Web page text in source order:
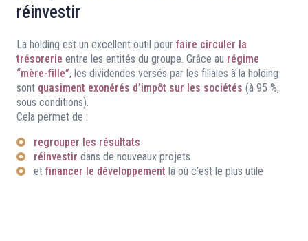
réinvestir
La holding est un excellent outil pour faire circuler la
trésorerie entre les entités du groupe. Grâce au régime
“mère-fille”, les dividendes versés par les filiales à la holding
sont quasiment exonérés d’impôt sur les sociétés (à 95 %,
sous conditions).
Cela permet de :
regrouper les résultats
réinvestir dans de nouveaux projets
et financer le développement là où c’est le plus utile